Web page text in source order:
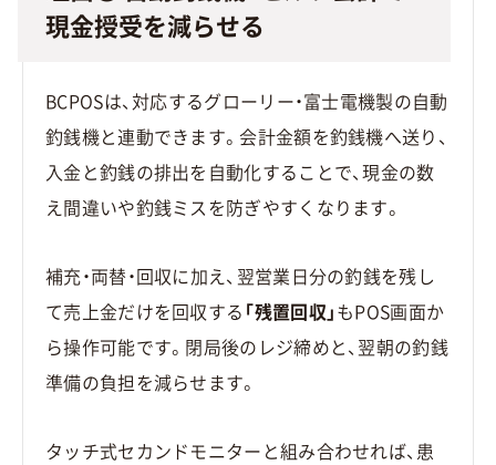
現金授受を減らせる
BCPOSは、対応するグローリー・富士電機製の自動
釣銭機と連動できます。会計金額を釣銭機へ送り、
入金と釣銭の排出を自動化することで、現金の数
え間違いや釣銭ミスを防ぎやすくなります。
補充・両替・回収に加え、翌営業日分の釣銭を残し
て売上金だけを回収する 「残置回収」 もPOS画面か
ら操作可能です。閉局後のレジ締めと、翌朝の釣銭
準備の負担を減らせます。
タッチ式セカンドモニターと組み合わせれば、患